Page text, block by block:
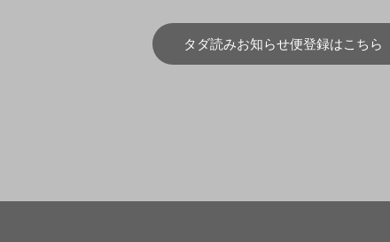
タダ読みお知らせ便登録はこちら